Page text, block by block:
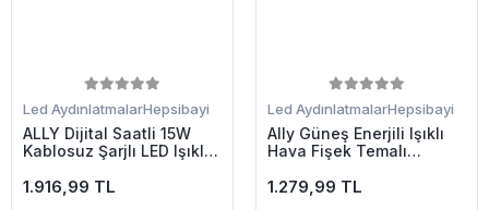
Led AydınlatmalarHepsibayi
ALLY Dijital Saatli 15W
Kablosuz Şarjlı LED Işıklı
Lambası-(5775)
1.916,99 TL
Led AydınlatmalarHepsibayi
Ally Güneş Enerjili Işıklı
Hava Fişek Temalı
(5775)
1.279,99 TL